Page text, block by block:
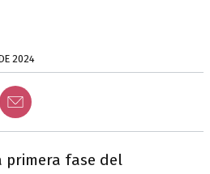
2024
primera fase del